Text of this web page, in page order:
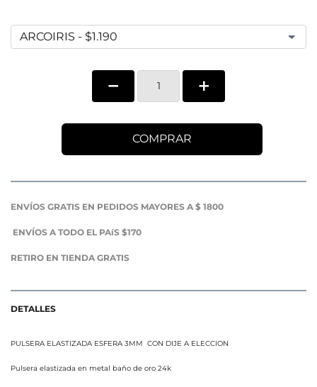
COMPRAR
ENVÍOS GRATIS EN PEDIDOS MAYORES A $ 1800
ENVÍOS A TODO EL PAíS $170
RETIRO EN TIENDA GRATIS
DETALLES
PULSERA ELASTIZADA ESFERA 3MM CON DIJE A ELECCION
Pulsera elastizada en metal baño de oro 24k